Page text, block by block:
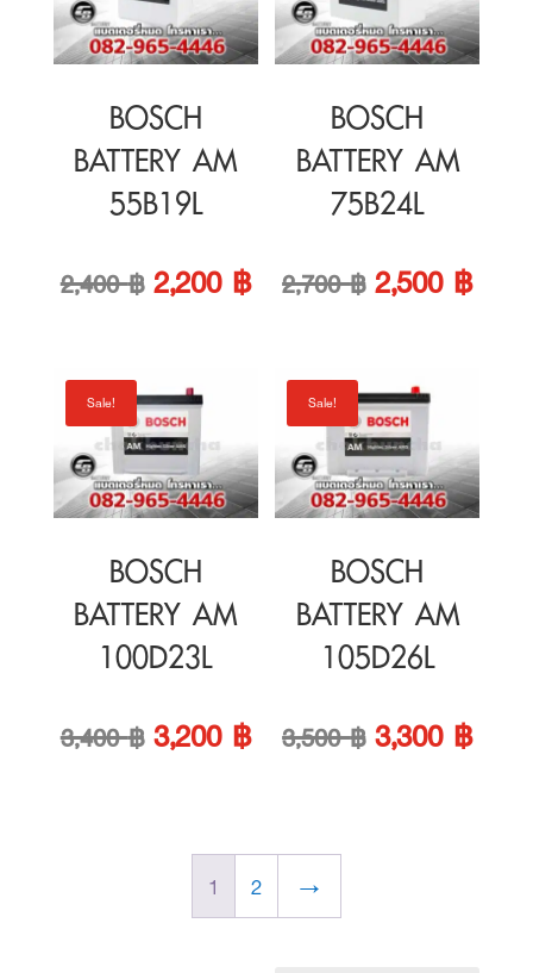
to
high
BOSCH
BATTERY AM
55B19L
2,400฿ Original
was:
2,400 ฿.
2,200 ฿Current
2,200 ฿.
BOSCH
BATTERY AM
75B24L
2,700฿ Original
was:
2,700 ฿.
2,500 ฿
Sale!
BOSCH
BATTERY AM
100D23L
3,400฿ Original
was:
3,400 ฿.
3,200 ฿Current
is:
3,200 ฿.
Sale!
BOSCH
BATTERY AM
105D26L
3,500฿ Original
3,300 ฿
1 2 →